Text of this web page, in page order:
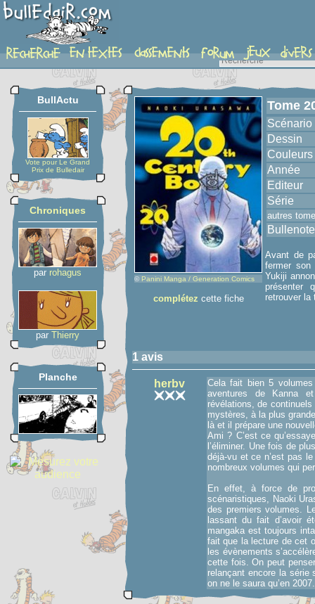
album
BullActu
Vote pour Le Grand
Prix de Bulledair
Chroniques
par rohagus
par Thierry
Planche
© Panini Manga / Generation Comics
complétez cette fiche
Tome
Scénario
Dessin
Couleurs
Année
Editeur
Série
autres
Bullenote
Avant de
fermer son
Yukiji
présenter
retrouver la
1 avis
herbv
Cela fait bien 5
aventures de Kanna
révélations, de continuels
mystères, à la plus
là et il prépare une
Ami ? C’est ce
l’éliminer. Une fois de
déjà-vu et ce n’est pas
nombreux volumes qui
En effet, à force de
scénaristiques, Naoki
des premiers volumes.
lassant du fait d’avoir
mangaka est toujours
fait que la lecture de cet
les évènements
cette fois. On peut
relançant encore la série
on ne le saura qu’en 2007.